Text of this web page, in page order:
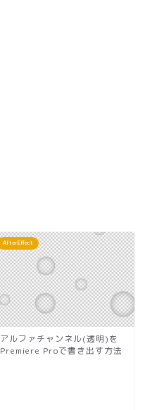
AfterEffect
アルファチャンネル(透明)を
Premiere Proで書き出す方法